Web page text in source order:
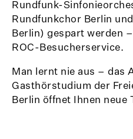
Rundfunk-
Rundfunkchor Berlin
Berlin) gespart werden
ROC-Besucherservice.
Man lernt nie aus – das
Gasthörstudium der
Berlin öffnet Ihnen neue